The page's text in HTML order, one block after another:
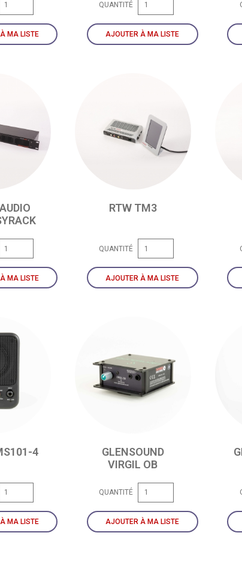
MA LISTE
QUANTITÉ
AJOUTER À MA LISTE
MA LISTE
RTW TM3
QUANTITÉ
AJOUTER À MA LISTE
4
MA LISTE
GLENSOUND
VIRGIL OB
QUANTITÉ
AJOUTER À MA LISTE